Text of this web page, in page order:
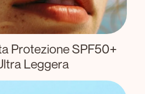
Protezione SPF50+
Leggera